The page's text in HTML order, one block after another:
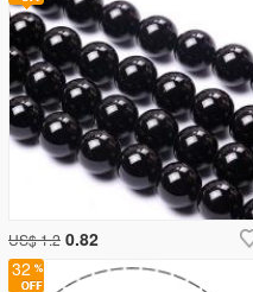
US$ 1.2 0.82
32